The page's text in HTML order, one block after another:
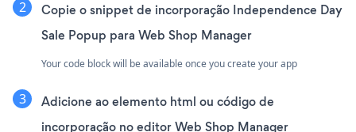
Copie o snippet de incorporação Independence Day
Sale Popup para Web Shop Manager
Your code block will be available once you create your app
Adicione ao elemento html ou código de
incorporação no editor Web Shop Manager